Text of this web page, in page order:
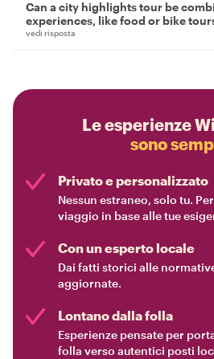
Can a city highlights tour be
experiences, like food or bike
vedi risposta
Le esperienze
sono
Privato e personalizzato
Nessun estraneo, solo tu.
viaggio in base alle tue
Con un esperto locale
Dai fatti storici alle
aggiornate.
Lontano dalla folla
Esperienze pensate per
folla verso autentici posti